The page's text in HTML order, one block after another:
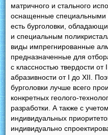
матричного и стального
оснащенные специальными
есть бурголовки,
и специальным
виды импрегнированные
предназначенные для
с классностью твердости от
абразивности от I до XII.
бурголовки лучше всего
конкретных геолого-
разработки. А также с
индивидуальных
индивидуально